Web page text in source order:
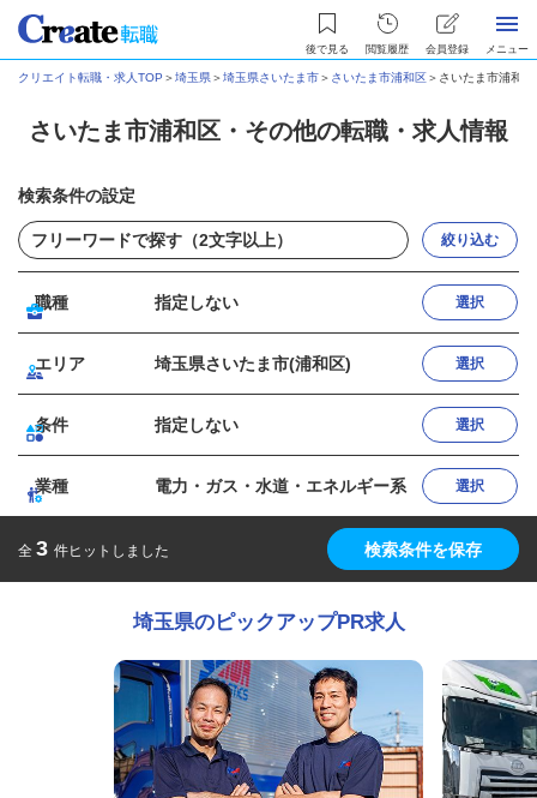
後で見る 閲覧履歴 会員登録 メニュー
クリエイト転職・求人TOP ＞埼玉県＞埼玉県さいたま市＞ さいたま市浦和区＞ さいたま市浦和
さいたま市浦和区・その他の転職・求人情報
検索条件の設定
絞り込む
職種 指定しない 選択
エリア 埼玉県さいたま市(浦和区) 選択
条件 指定しない 選択
業種 電力・ガス・水道・エネルギー系 選択
全 3 件ヒットしました 検索条件を保存
埼玉県のピックアップPR求人